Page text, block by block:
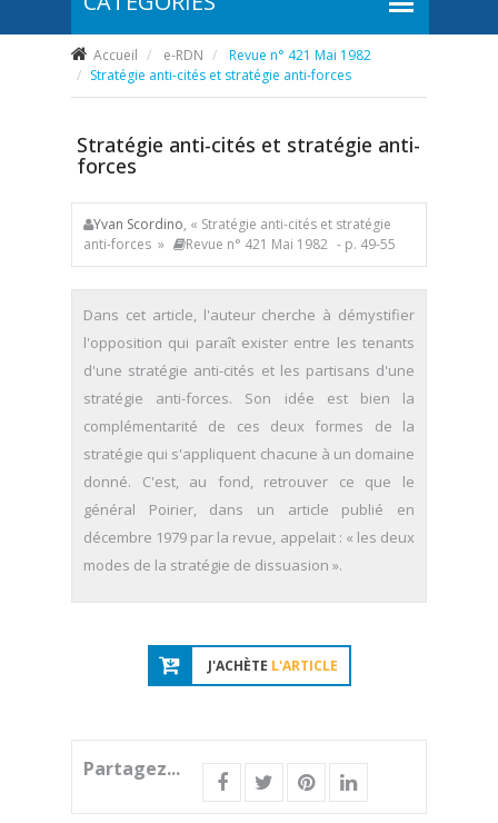
Accueil e-RDN
Revue n° 421 Mai 1982
Stratégie anti-cités et stratégie anti-forces
Stratégie anti-cités et stratégie anti-
forces
Yvan Scordino, « Stratégie anti-cités et stratégie
anti-forces »
Revue n° 421 Mai 1982 - p. 49-55
Dans cet article, l'auteur cherche à démystifier
l'opposition qui paraît exister entre les tenants
d'une stratégie anti-cités et les partisans d'une
stratégie anti-forces. Son idée est bien la
complémentarité de ces deux formes de la
stratégie qui s'appliquent chacune à un domaine
donné. C'est, au fond, retrouver ce que le
général Poirier, dans un article publié en
décembre 1979 par la revue, appelait : « les deux
modes de la stratégie de dissuasion ».
J'ACHÈTE L'ARTICLE
Partagez...